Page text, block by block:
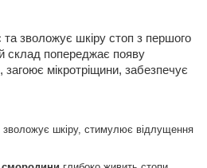
та зволожує шкіру стоп з першого
склад попереджає появу
загоює мікротріщини, забезпечує
шкіру, стимулює відлущення